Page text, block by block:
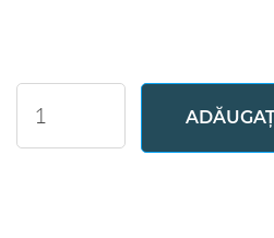
Viewer
cantitate